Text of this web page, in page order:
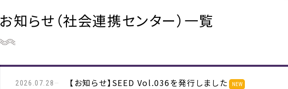
お知らせ（社会連携センター）一覧
2026.07.28 【お知らせ】SEED Vol.036を発行しました NEW